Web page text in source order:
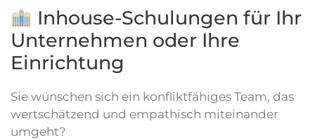
Inhouse-Schulungen für Ihr
Unternehmen oder Ihre
Einrichtung
Sie wünschen sich ein konfliktfähiges Team, das
wertschätzend und empathisch miteinander
umgeht?